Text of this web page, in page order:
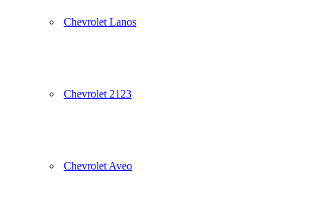
Chevrolet Lanos
Chevrolet 2123
Chevrolet Aveo